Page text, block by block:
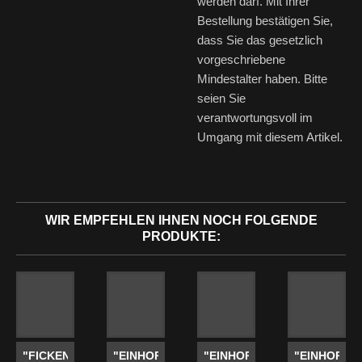
Bestellung bestätigen Sie,
dass Sie das gesetzlich
vorgeschriebene
Mindestalter haben. Bitte
seien Sie
verantwortungsvoll im
Umgang mit diesem Artikel.
WIR EMPFEHLEN IHNEN NOCH FOLGENDE
PRODUKTE:
"FICKEN
"EINHORN"
"EINHORN"
"EINHORN"